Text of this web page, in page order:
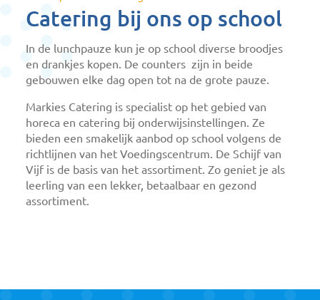
Catering bij ons op school
In de lunchpauze kun je op school diverse broodjes
en drankjes kopen. De counters zijn in beide
gebouwen elke dag open tot na de grote pauze.
Markies Catering is specialist op het gebied van
horeca en catering bij onderwijsinstellingen. Ze
bieden een smakelijk aanbod op school volgens de
richtlijnen van het Voedingscentrum. De Schijf van
Vijf is de basis van het assortiment. Zo geniet je als
leerling van een lekker, betaalbaar en gezond
assortiment.